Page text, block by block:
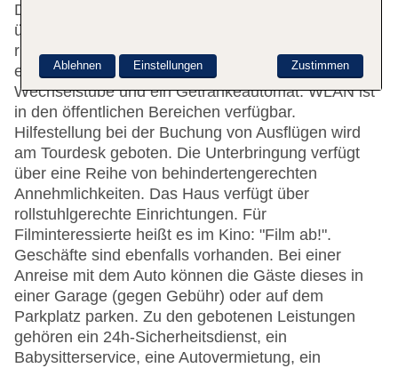
Doppelzimmer verteilen sich auf 7 Etagen und sind
über einen Aufzug erreichbar. Die Rezeption ist
rund um die Uhr besetzt. Zur Einrichtung gehören
eine Gepäckaufbewahrung, ein Safe, eine
Wechselstube und ein Getränkeautomat. WLAN ist
in den öffentlichen Bereichen verfügbar.
Hilfestellung bei der Buchung von Ausflügen wird
am Tourdesk geboten. Die Unterbringung verfügt
über eine Reihe von behindertengerechten
Annehmlichkeiten. Das Haus verfügt über
rollstuhlgerechte Einrichtungen. Für
Filminteressierte heißt es im Kino: "Film ab!".
Geschäfte sind ebenfalls vorhanden. Bei einer
Anreise mit dem Auto können die Gäste dieses in
einer Garage (gegen Gebühr) oder auf dem
Parkplatz parken. Zu den gebotenen Leistungen
gehören ein 24h-Sicherheitsdienst, ein
Babysitterservice, eine Autovermietung, ein
Zustimmen
Ablehnen Einstellungen